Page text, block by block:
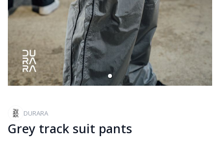
DURARA
Grey track suit pants